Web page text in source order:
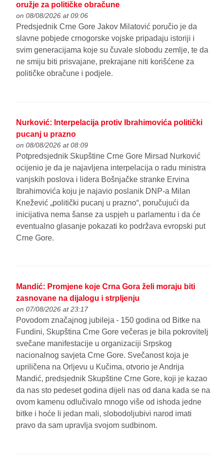
oružje za političke obračune
on 08/08/2026 at 09:06
Predsjednik Crne Gore Jakov Milatović poručio je da
slavne pobjede crnogorske vojske pripadaju istoriji i
svim generacijama koje su čuvale slobodu zemlje, te da
ne smiju biti prisvajane, prekrajane niti korišćene za
političke obračune i podjele.
Nurković: Interpelacija protiv Ibrahimovića politički
pucanj u prazno
on 08/08/2026 at 08:09
Potpredsjednik Skupštine Crne Gore Mirsad Nurković
ocijenio je da je najavljena interpelacija o radu ministra
vanjskih poslova i lidera Bošnjačke stranke Ervina
Ibrahimovića koju je najavio poslanik DNP-a Milan
Knežević „politički pucanj u prazno“, poručujući da
inicijativa nema šanse za uspjeh u parlamentu i da će
eventualno glasanje pokazati ko podržava evropski put
Crne Gore.
Mandić: Promjene koje Crna Gora želi moraju biti
zasnovane na dijalogu i strpljenju
on 07/08/2026 at 23:17
Povodom značajnog jubileja - 150 godina od Bitke na
Fundini, Skupština Crne Gore večeras je bila pokrovitelj
svečane manifestacije u organizaciji Srpskog
nacionalnog savjeta Crne Gore. Svečanost koja je
upriličena na Orljevu u Kučima, otvorio je Andrija
Mandić, predsjednik Skupštine Crne Gore, koji je kazao
da nas sto pedeset godina dijeli nas od dana kada se na
ovom kamenu odlučivalo mnogo više od ishoda jedne
bitke i hoće li jedan mali, slobodoljubivi narod imati
pravo da sam upravlja svojom sudbinom.